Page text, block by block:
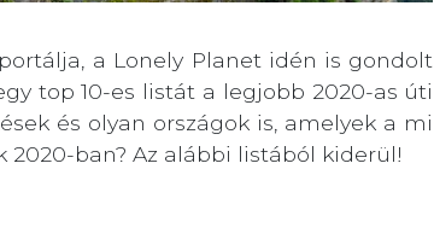
a Lonely Planet idén is gondolt
top 10-es listát a legjobb 2020-as úti
és olyan országok is, amelyek a mi
2020-ban? Az alábbi listából kiderül!